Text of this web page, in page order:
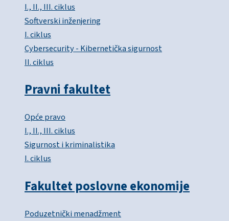
I., II., III. ciklus
Softverski inženjering
I. ciklus
Cybersecurity - Kibernetička sigurnost
II. ciklus
Pravni fakultet
Opće pravo
I., II., III. ciklus
Sigurnost i kriminalistika
I. ciklus
Fakultet poslovne ekonomije
Poduzetnički menadžment